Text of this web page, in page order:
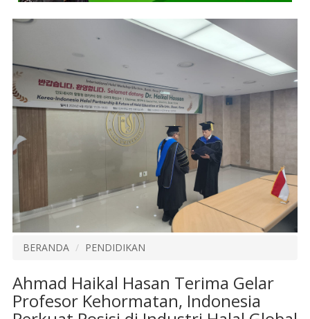
BERANDA PENDIDIKAN
Ahmad Haikal Hasan Terima Gelar
Profesor Kehormatan, Indonesia